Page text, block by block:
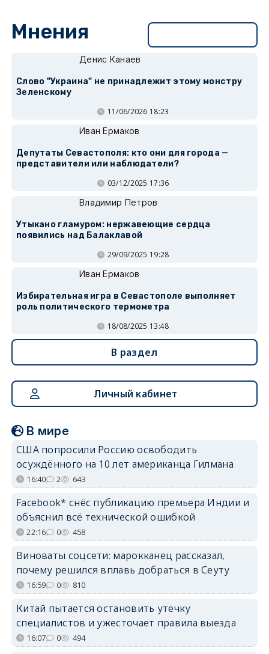
Мнения
Денис Канаев
Слово "Украина" не принадлежит этому монстру
Зеленскому
11/06/2026 18:23
Иван Ермаков
Депутаты Севастополя: кто они для города —
представители или наблюдатели?
03/12/2025 17:36
Владимир Петров
Утыкано гламуром: нержавеющие сердца
появились над Балаклавой
29/09/2025 19:28
Иван Ермаков
Избирательная игра в Севастополе выполняет
роль политического термометра
18/08/2025 13:48
В раздел
Личный кабинет
В мире
США попросили Россию освободить
осуждённого на 10 лет американца Гилмана
16:40 2 643
Facebook* снёс публикацию премьера Индии и
объяснил всё технической ошибкой
22:16 0 458
Виноваты соцсети: марокканец рассказал,
почему решился вплавь добраться в Сеуту
16:59 0 810
Китай пытается остановить утечку
специалистов и ужесточает правила выезда
16:07 0 494